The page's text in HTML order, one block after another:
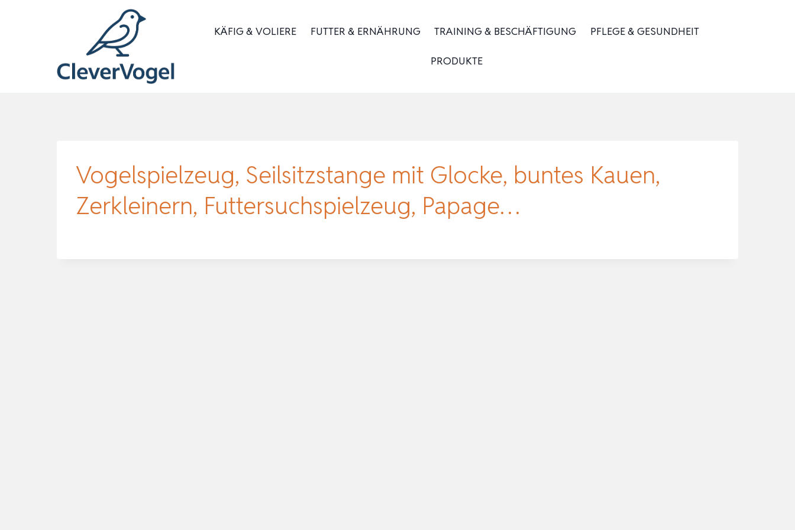
KÄFIG & VOLIERE FUTTER & ERNÄHRUNG TRAINING & BESCHÄFTIGUNG PFLEGE & GESUNDHEIT
PRODUKTE
Vogelspielzeug, Seilsitzstange mit Glocke, buntes Kauen,
Zerkleinern, Futtersuchspielzeug, Papage…